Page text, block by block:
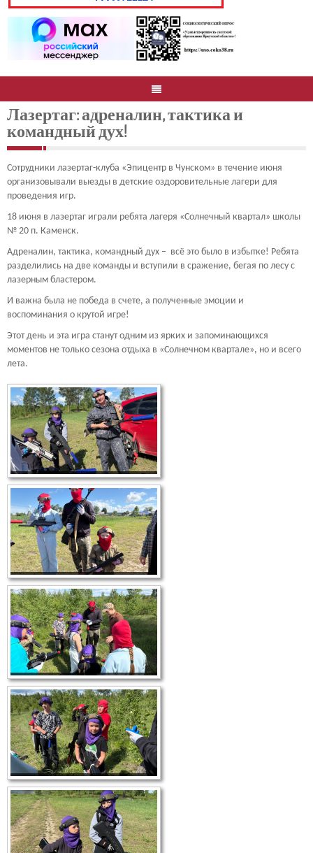
Лазертаг: адреналин, тактика и
командный дух!
Сотрудники лазертаг-клуба «Эпицентр в Чунском» в течение июня
организовывали выезды в детские оздоровительные лагери для
проведения игр.
18 июня в лазертаг играли ребята лагеря «Солнечный квартал» школы
№ 20 п. Каменск.
Адреналин, тактика, командный дух – всё это было в избытке! Ребята
разделились на две команды и вступили в сражение, бегая по лесу с
лазерным бластером.
И важна была не победа в счете, а полученные эмоции и
воспоминания о крутой игре!
Этот день и эта игра станут одним из ярких и запоминающихся
моментов не только сезона отдыха в «Солнечном квартале», но и всего
лета.